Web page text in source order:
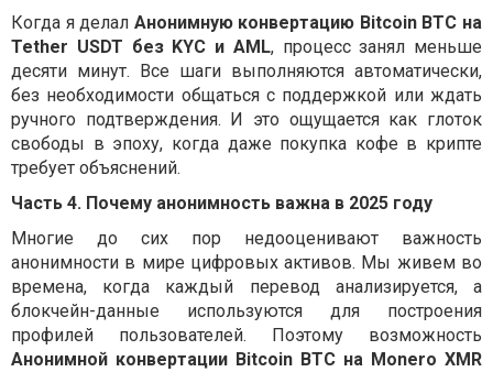
Когда я делал Анонимную конвертацию Bitcoin BTC на
Tether USDT без KYC и AML, процесс занял меньше
десяти минут. Все шаги выполняются автоматически,
без необходимости общаться с поддержкой или ждать
ручного подтверждения. И это ощущается как глоток
свободы в эпоху, когда даже покупка кофе в крипте
требует объяснений.
Часть 4. Почему анонимность важна в 2025 году
Многие до сих пор недооценивают важность
анонимности в мире цифровых активов. Мы живем во
времена, когда каждый перевод анализируется, а
блокчейн-данные используются для построения
профилей пользователей. Поэтому возможность
Анонимной конвертации Bitcoin BTC на Monero XMR